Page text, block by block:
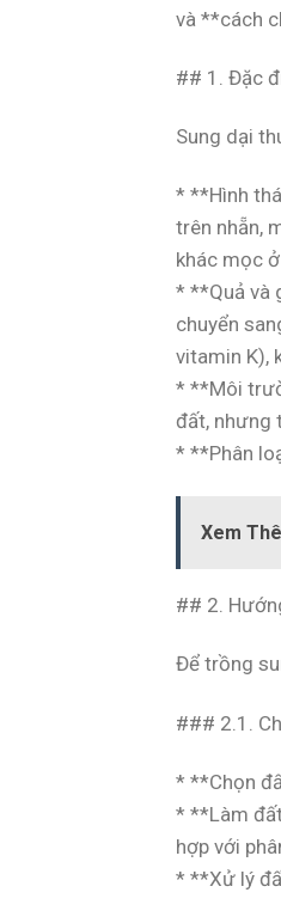
và **cách
## 1. Đặc
Sung dại
* **Hình
trên nhẵn,
khác mọc
* **Quả và
chuyển
vitamin K),
* **Môi
đất, nhưng
* **Phân
Xem
## 2.
Để trồng
### 2.1.
* **Chọn
* **Làm
hợp với
* **Xử lý